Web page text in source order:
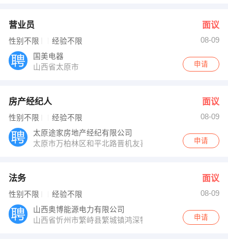
营业员 面议
性别不限 经验不限
08-09
国美电器
山西省太原市
申请
房产经纪人 面议
性别不限 经验不限
08-09
太原途家房地产经纪有限公司
太原市万柏林区和平北路晋机友喜小区40号楼底商
申请
法务 面议
性别不限 经验不限
08-09
山西奥博能源电力有限公司
山西省忻州市繁峙县繁城镇鸿深物流园区
申请